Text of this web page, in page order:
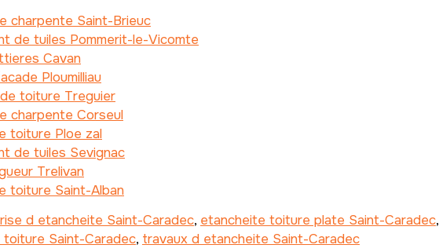
charpente Saint-Brieuc
de tuiles Pommerit-le-Vicomte
Cavan
Ploumilliau
toiture Treguier
charpente Corseul
toiture Ploe zal
de tuiles Sevignac
Trelivan
toiture Saint-Alban
d etancheite Saint-Caradec, etancheite toiture plate Saint-Caradec,
Saint-Caradec, travaux d etancheite Saint-Caradec